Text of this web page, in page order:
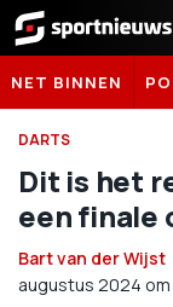
Sportnieuws.nl
NET BINNEN
DARTS
Dit is het
een finale
Bart van der Wijst
augustus 2024 om